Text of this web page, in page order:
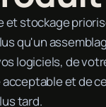
et stockage
qu'un
logiciels, de
et de
tard.